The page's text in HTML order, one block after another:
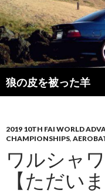
狼の皮を被った羊
検
索
ン
ツ
へ
2019 10TH FAI WORLD
CHAMPIONSHIPS,
ワルシャ
【ただい